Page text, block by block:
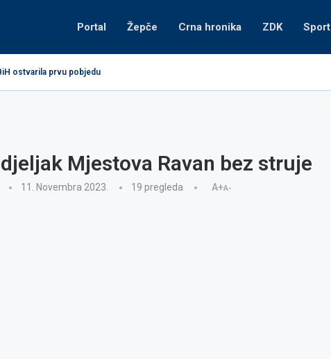
Portal Žepče Crna hronika ZDK Sport
ostvarila prvu pobjedu
Mjestova Ravan bez struje
11. Novembra 2023. 19 pregleda A+A-